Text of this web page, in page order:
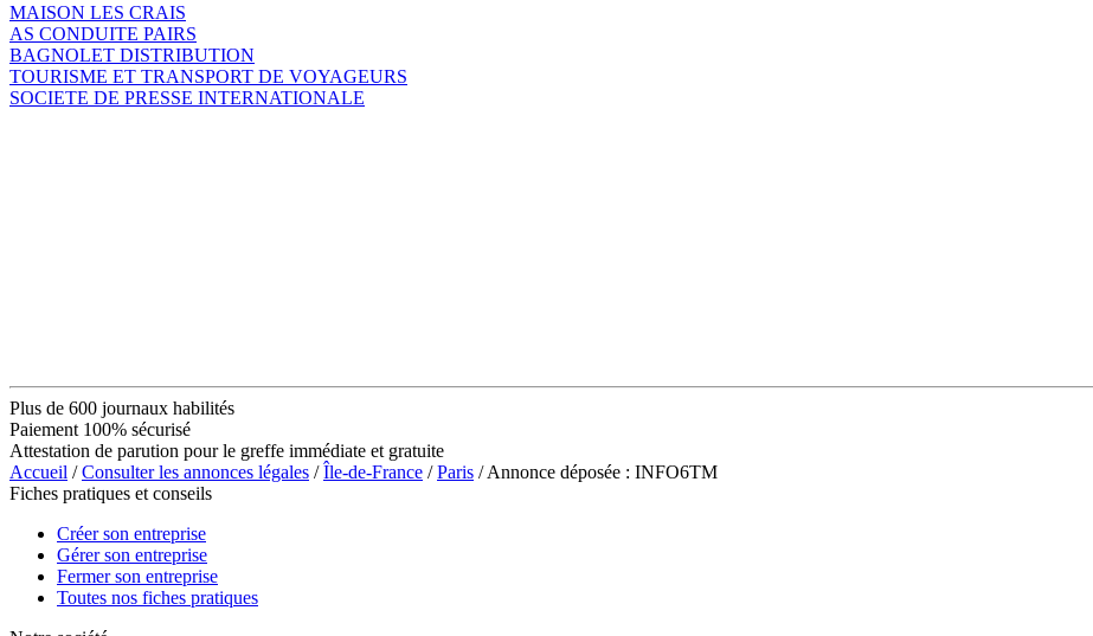
MAISON LES CRAIS
AS CONDUITE PAIRS
BAGNOLET DISTRIBUTION
TOURISME ET TRANSPORT DE VOYAGEURS
SOCIETE DE PRESSE INTERNATIONALE
Plus de 600 journaux habilités
Paiement 100% sécurisé
Attestation de parution pour le greffe immédiate et gratuite
Accueil /Consulter les annonces légales /Île-de-France /Paris / Annonce déposée : INFO6TM
Fiches pratiques et conseils
Créer son entreprise
Gérer son entreprise
Fermer son entreprise
Toutes nos fiches pratiques